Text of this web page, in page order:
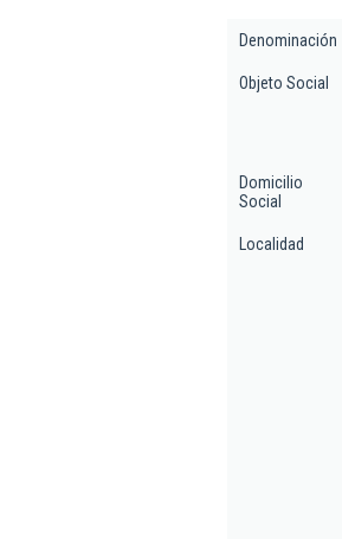
Denominación
Objeto Social
Domicilio
Social
Localidad